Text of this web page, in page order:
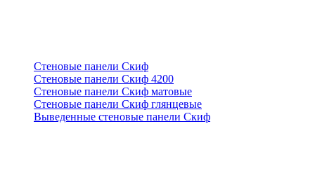
Стеновые панели Скиф
Стеновые панели Скиф 4200
Стеновые панели Скиф матовые
Стеновые панели Скиф глянцевые
Выведенные стеновые панели Скиф